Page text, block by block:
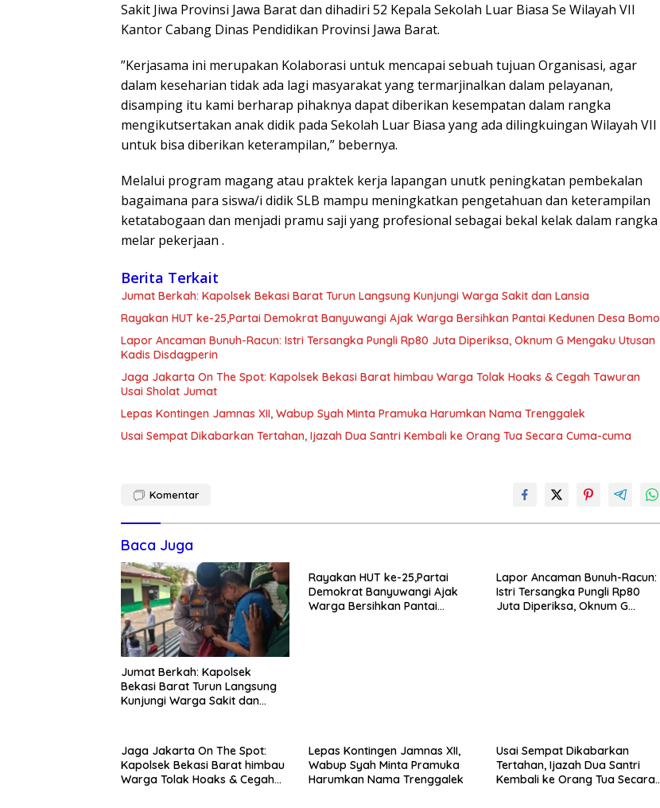
Sakit Jiwa Provinsi Jawa Barat dan dihadiri 52 Kepala Sekolah Luar Biasa Se Wilayah VII
Kantor Cabang Dinas Pendidikan Provinsi Jawa Barat.
”Kerjasama ini merupakan Kolaborasi untuk mencapai sebuah tujuan Organisasi, agar
dalam keseharian tidak ada lagi masyarakat yang termarjinalkan dalam pelayanan,
disamping itu kami berharap pihaknya dapat diberikan kesempatan dalam rangka
mengikutsertakan anak didik pada Sekolah Luar Biasa yang ada dilingkuingan Wilayah VII
untuk bisa diberikan keterampilan,” bebernya.
Melalui program magang atau praktek kerja lapangan unutk peningkatan pembekalan
bagaimana para siswa/i didik SLB mampu meningkatkan pengetahuan dan keterampilan
ketatabogaan dan menjadi pramu saji yang profesional sebagai bekal kelak dalam rangka
melar pekerjaan .
Berita Terkait
Jumat Berkah: Kapolsek Bekasi Barat Turun Langsung Kunjungi Warga Sakit dan Lansia
Rayakan HUT ke-25,Partai Demokrat Banyuwangi Ajak Warga Bersihkan Pantai Kedunen Desa Bomo
Lapor Ancaman Bunuh-Racun: Istri Tersangka Pungli Rp80 Juta Diperiksa, Oknum G Mengaku Utusan
Kadis Disdagperin
Jaga Jakarta On The Spot: Kapolsek Bekasi Barat himbau Warga Tolak Hoaks & Cegah Tawuran
Usai Sholat Jumat
Lepas Kontingen Jamnas XII, Wabup Syah Minta Pramuka Harumkan Nama Trenggalek
Usai Sempat Dikabarkan Tertahan, Ijazah Dua Santri Kembali ke Orang Tua Secara Cuma-cuma
Komentar
Baca Juga
Jumat Berkah: Kapolsek
Bekasi Barat Turun Langsung
Kunjungi Warga Sakit dan
Rayakan HUT ke-25,Partai
Demokrat Banyuwangi Ajak
Warga Bersihkan Pantai
Lapor Ancaman Bunuh-Racun:
Istri Tersangka Pungli Rp80
Juta Diperiksa, Oknum G
Jaga Jakarta On The Spot:
Kapolsek Bekasi Barat himbau
Warga Tolak Hoaks & Cegah
Lepas Kontingen Jamnas XII,
Wabup Syah Minta Pramuka
Harumkan Nama Trenggalek
Usai Sempat Dikabarkan
Tertahan, Ijazah Dua Santri
Kembali ke Orang Tua Secara